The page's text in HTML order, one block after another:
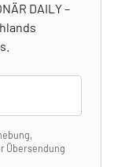
DAILY –
Übersendung